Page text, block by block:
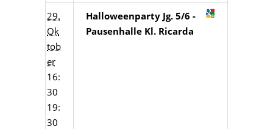
29.
Ok
tob
er
16:
30
19:
30
Halloweenparty Jg. 5/6 -
Pausenhalle Kl. Ricarda